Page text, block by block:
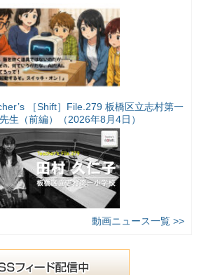
［Shift］File.279 板橋区立志村第一
生（前編）（2026年8月4日）
動画ニュース一覧 >>